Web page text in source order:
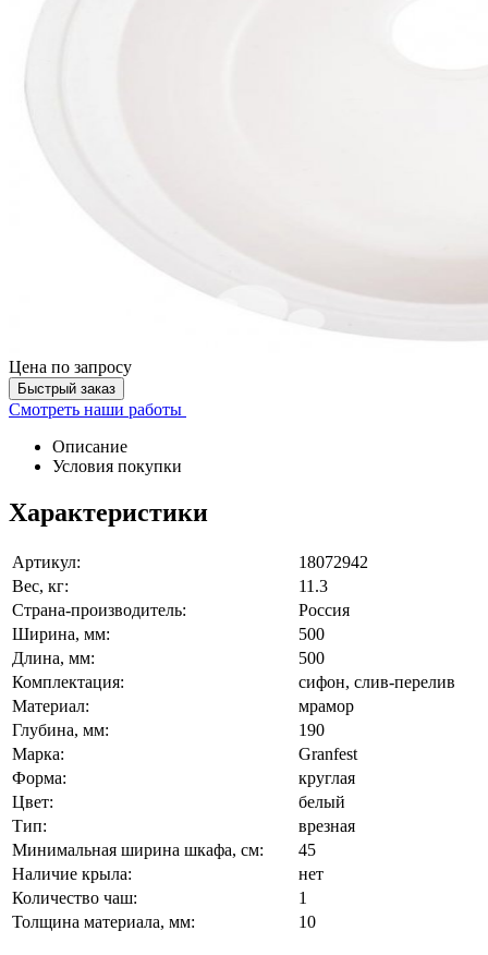
Цена по запросу
Быстрый заказ
Смотреть наши работы
Описание
Условия покупки
Характеристики
Артикул:
18072942
Вес, кг:
11.3
Страна-производитель:
Россия
Ширина, мм:
500
Длина, мм:
500
Комплектация:
сифон, слив-перелив
Материал:
мрамор
Глубина, мм:
190
Марка:
Granfest
Форма:
круглая
Цвет:
белый
Тип:
врезная
Минимальная ширина шкафа, см:
45
Наличие крыла:
нет
Количество чаш:
1
Толщина материала, мм:
10